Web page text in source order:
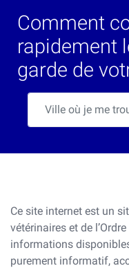
Comment
rapidement
garde de
Ce site internet est un
vétérinaires et de
informations
purement informatif,